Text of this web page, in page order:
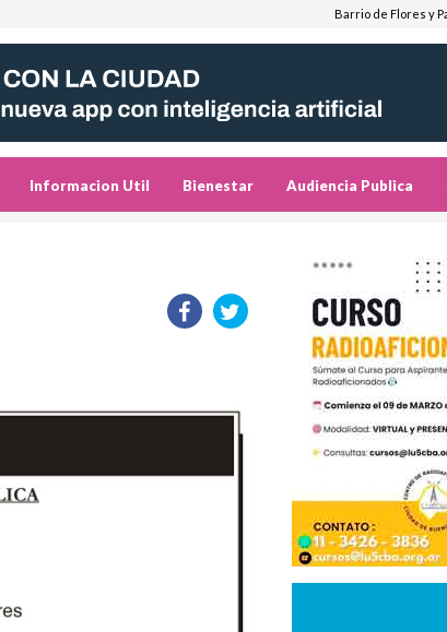
Barrio de Flores y
Informacion Util Bienestar Audiencia Publica